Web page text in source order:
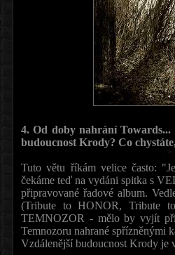
4. Od doby nahrání
budoucnost Krody? Co
Tuto větu říkám velice často:
čekáme teď na vydáni spitka s
připravované řadové album.
(Tribute to HONOR, Tribute
TEMNOZOR - mělo by vyjít
Temnozoru nahrané spřízněnými
Vzdálenější budoucnost Krody je